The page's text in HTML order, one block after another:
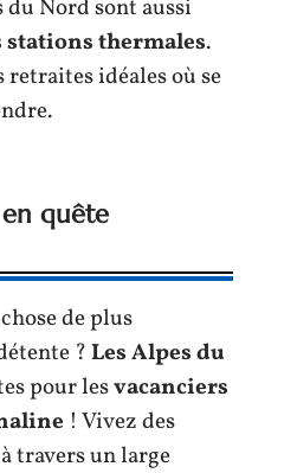
Nord sont aussi
stations thermales.
retraites idéales où se
en quête
de plus
?Les Alpes du
pour lesvacanciers
! Vivez des
travers un large